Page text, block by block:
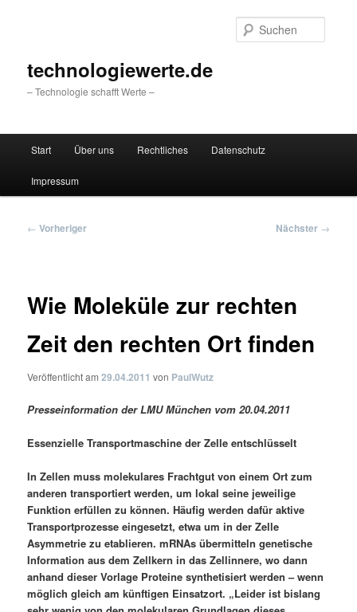
technologiewerte.de
– Technologie schafft Werte –
Start Über uns Rechtliches Datenschutz
Impressum
Beitragsnavigation
← Vorheriger Nächster →
Wie Moleküle zur rechten
Zeit den rechten Ort finden
Veröffentlicht am29.04.2011 von PaulWutz
Presseinformation der LMU München vom 20.04.2011
Essenzielle Transportmaschine der Zelle entschlüsselt
In Zellen muss molekulares Frachtgut von einem Ort zum
anderen transportiert werden, um lokal seine jeweilige
Funktion erfüllen zu können. Häufig werden dafür aktive
Transportprozesse eingesetzt, etwa um in der Zelle
Asymmetrie zu etablieren. mRNAs übermitteln genetische
Information aus dem Zellkern in das Zellinnere, wo dann
anhand dieser Vorlage Proteine synthetisiert werden – wenn
möglich gleich am künftigen Einsatzort. „Leider ist bislang